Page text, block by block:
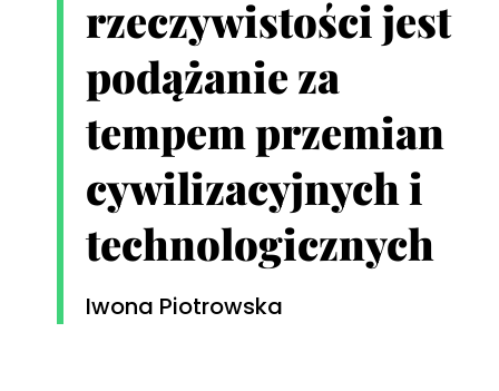
rzeczywistości jest
podążanie za
tempem przemian
cywilizacyjnych i
technologicznych
Iwona Piotrowska